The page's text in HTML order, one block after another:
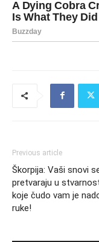
Previous article
Škorpija: Vaši snovi
pretvaraju u
koje čudo vam je
ruke!